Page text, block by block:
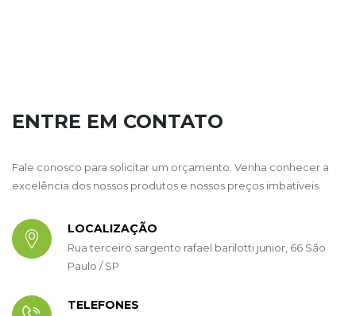
ENTRE EM CONTATO
Fale conosco para solicitar um orçamento. Venha conhecer a
excelência dos nossos produtos e nossos preços imbatíveis.
LOCALIZAÇÃO
Rua terceiro sargento rafael barilotti junior, 66 São
Paulo / SP
TELEFONES